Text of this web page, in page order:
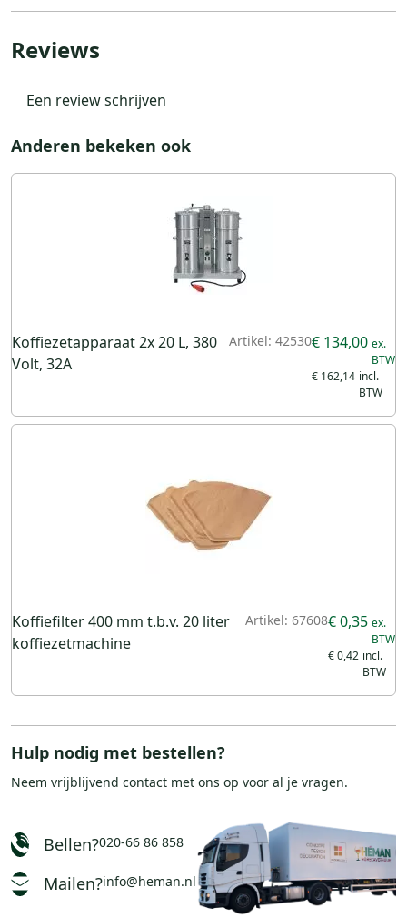
Reviews
Een review schrijven
Anderen bekeken ook
Koffiezetapparaat 2x 20 L, 380
Volt, 32A
Artikel: 42530
€ 162,14
€ 134,00
Koffiefilter 400 mm t.b.v. 20 liter
koffiezetmachine
Artikel: 67608
€ 0,42
€ 0,35
Hulp nodig met bestellen?
Neem vrijblijvend contact met ons op voor al je vragen.
Bellen?020-66 86 858
Mailen?info@heman.nl